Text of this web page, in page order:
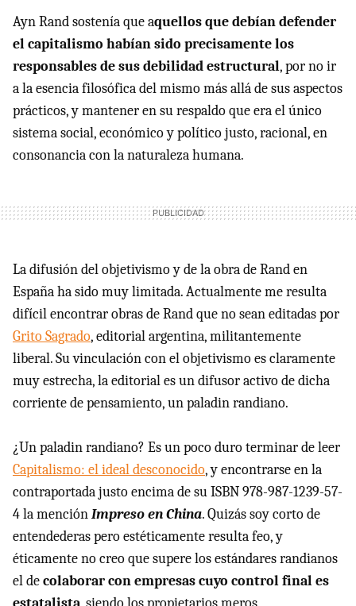
Ayn Rand sostenía que aquellos que debían defender
el capitalismo habían sido precisamente los
responsables de sus debilidad estructural, por no ir
a la esencia filosófica del mismo más allá de sus aspectos
prácticos, y mantener en su respaldo que era el único
sistema social, económico y político justo, racional, en
consonancia con la naturaleza humana.
La difusión del objetivismo y de la obra de Rand en
España ha sido muy limitada. Actualmente me resulta
difícil encontrar obras de Rand que no sean editadas por
Grito Sagrado, editorial argentina, militantemente
liberal. Su vinculación con el objetivismo es claramente
muy estrecha, la editorial es un difusor activo de dicha
corriente de pensamiento, un paladin randiano.
¿Un paladin randiano? Es un poco duro terminar de leer
Capitalismo: el ideal desconocido, y encontrarse en la
contraportada justo encima de suISBN978-987-1239-57-
4 la menciónImpreso en China. Quizás soy corto de
entendederas pero estéticamente resulta feo, y
éticamente no creo que supere los estándares randianos
el decolaborar con empresas cuyo control final es